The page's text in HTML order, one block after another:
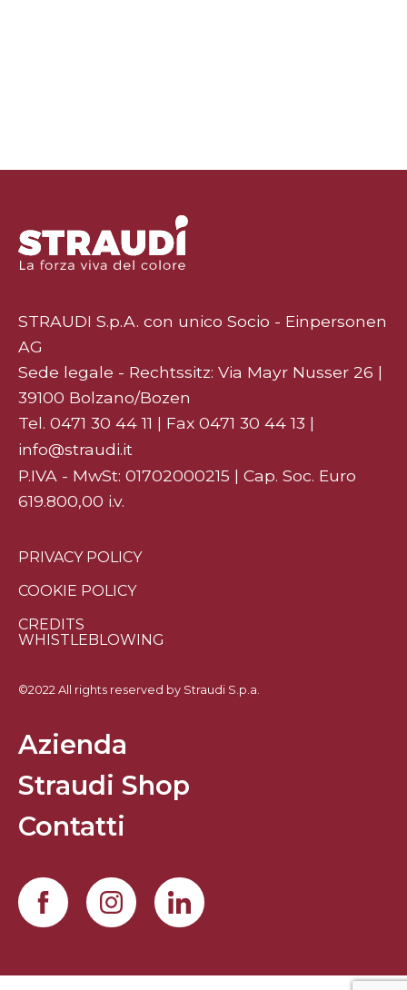
STRAUDI S.p.A. con unico Socio - Einpersonen
AG
Sede legale - Rechtssitz: Via Mayr Nusser 26 |
39100 Bolzano/Bozen
Tel. 0471 30 44 11 | Fax 0471 30 44 13 |
info@straudi.it
P.IVA - MwSt: 01702000215 | Cap. Soc. Euro
619.800,00 i.v.
PRIVACY POLICY
COOKIE POLICY
CREDITS
WHISTLEBLOWING
©2022 All rights reserved by Straudi S.p.a.
Azienda
Straudi Shop
Contatti